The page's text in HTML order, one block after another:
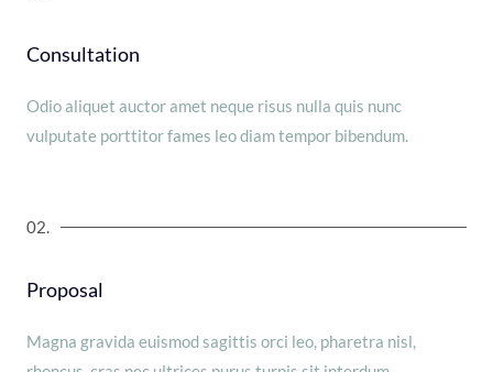
Consultation
Odio aliquet auctor amet neque risus nulla quis nunc
vulputate porttitor fames leo diam tempor bibendum.
02.
Proposal
Magna gravida euismod sagittis orci leo, pharetra nisl,